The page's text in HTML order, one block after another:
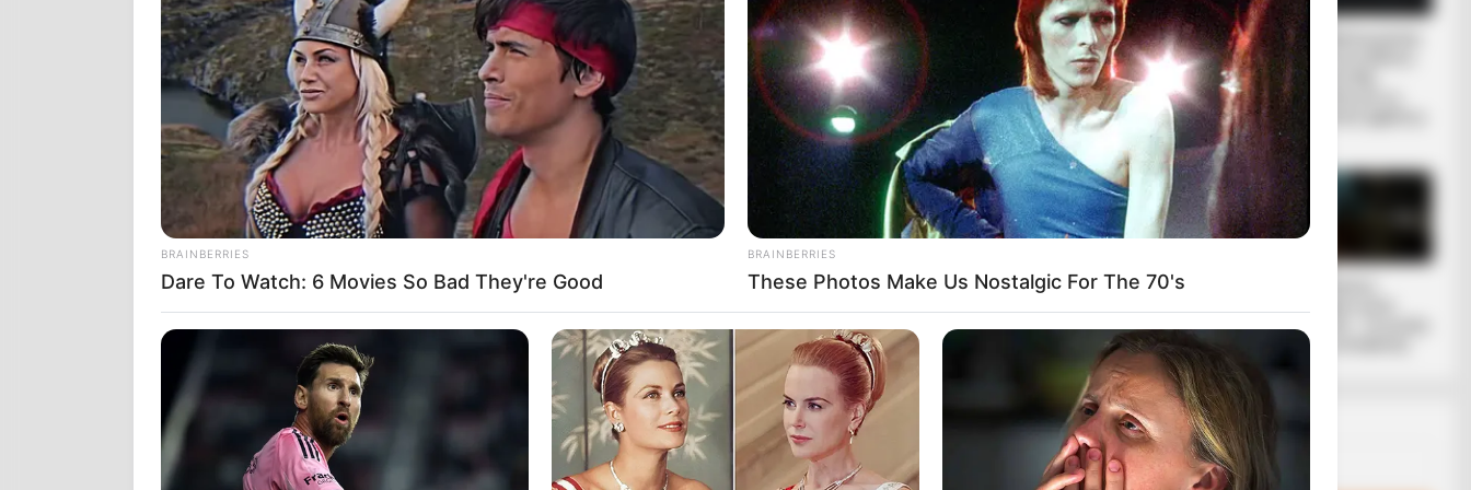
Η συντριπτική πλειονότητα των νοσηλειών για τον COVID-19 το διάστημα Μαρτίου – Μαίου
του 2022 σύμφωνα με μελέτη από τα Κέντρα Ελέγχου καιΠρόληψης Νοσημάτων των ΗΠΑ
(CDC)ήταν εμβολιασμένοι… προσέξτε όχι ανεμβολίαστοι, οι στιγματισμένοι, οι
αναθεματισμένοι… αλλά οι εμβολιασμένοι αυτοί που πίστεψαν τα ψέματα των επιστημόνων
και των κυβερνήσεων… Οι ερευνητές ανέλυσαν δεδομένα από το Covid-19-Associated
Hospitalization Surveillance Network, ένα δίκτυο επιτήρησης CDC που αποτελείται από
νοσοκομεία σε 14 πολιτείες.
Από το 1867
ξέρουν ότι η
Ελλάδα έχει πολύ
πετρέλαιο
σύμφωνα με...
Pharma για τις
Η omertà της Covid
είναι σε εξέλιξη
Email address:
BRAINBERRIES
Dare To Watch: 6 Movies So Bad They're Good
BRAINBERRIES
These Photos Make Us Nostalgic For The 70's